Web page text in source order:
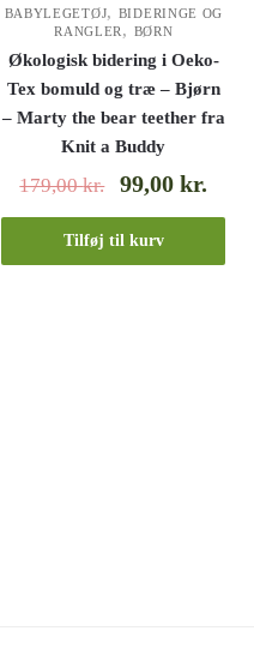
BABYLEGETØJ, BIDERINGE OG
RANGLER , BØRN
Økologisk bidering i Oeko-
Tex bomuld og træ – Bjørn
– Marty the bear teether fra
Knit a Buddy
179,00kr. 99,00kr.
Tilføj til kurv